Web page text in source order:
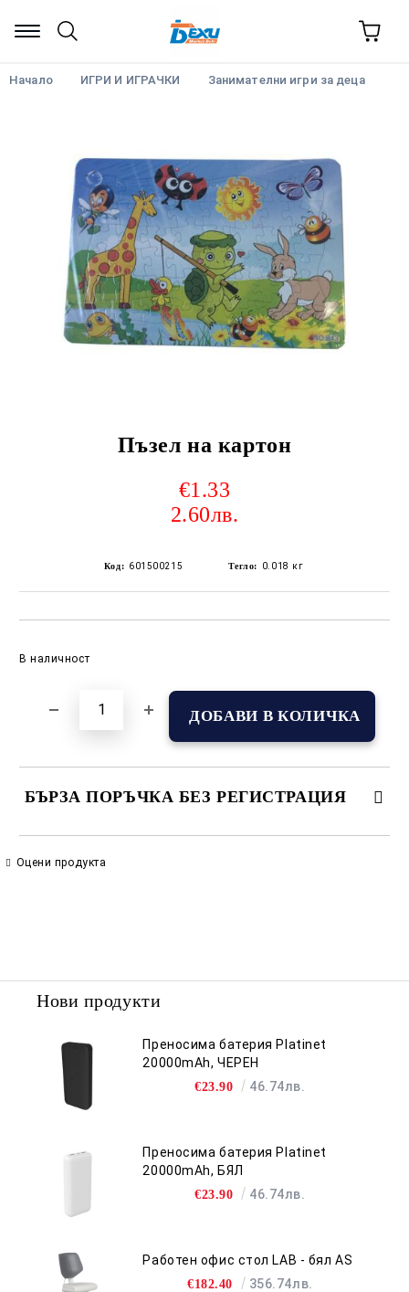
Начало ИГРИ И ИГРАЧКИ Занимателни игри за деца
Пъзел на картон
€1.33
2.60лв.
Код: 601500215 Тегло: 0.018 кг
В наличност
БЪРЗА ПОРЪЧКА БЕЗ РЕГИСТРАЦИЯ
Оцени продукта
Нови продукти
Преносима батерия Platinet
20000mAh, ЧЕРЕН
€23.90 46.74лв.
Преносима батерия Platinet
20000mAh, БЯЛ
€23.90 46.74лв.
Работен офис стол LAB - бял AS
€182.40 356.74лв.